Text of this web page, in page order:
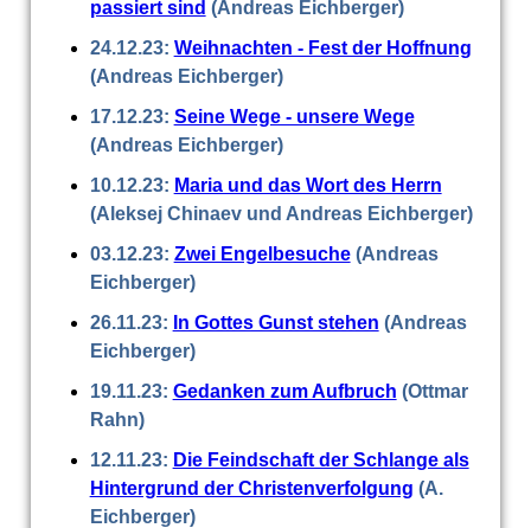
passiert sind (Andreas Eichberger)
24.12.23: Weihnachten - Fest der Hoffnung
(Andreas Eichberger)
17.12.23: Seine Wege - unsere Wege
(Andreas Eichberger)
10.12.23: Maria und das Wort des Herrn
(Aleksej Chinaev und Andreas Eichberger)
03.12.23: Zwei Engelbesuche(Andreas
Eichberger)
26.11.23: In Gottes Gunst stehen (Andreas
Eichberger)
19.11.23: Gedanken zum Aufbruch (Ottmar
Rahn)
12.11.23: Die Feindschaft der Schlange als
Hintergrund der Christenverfolgung (A.
Eichberger)